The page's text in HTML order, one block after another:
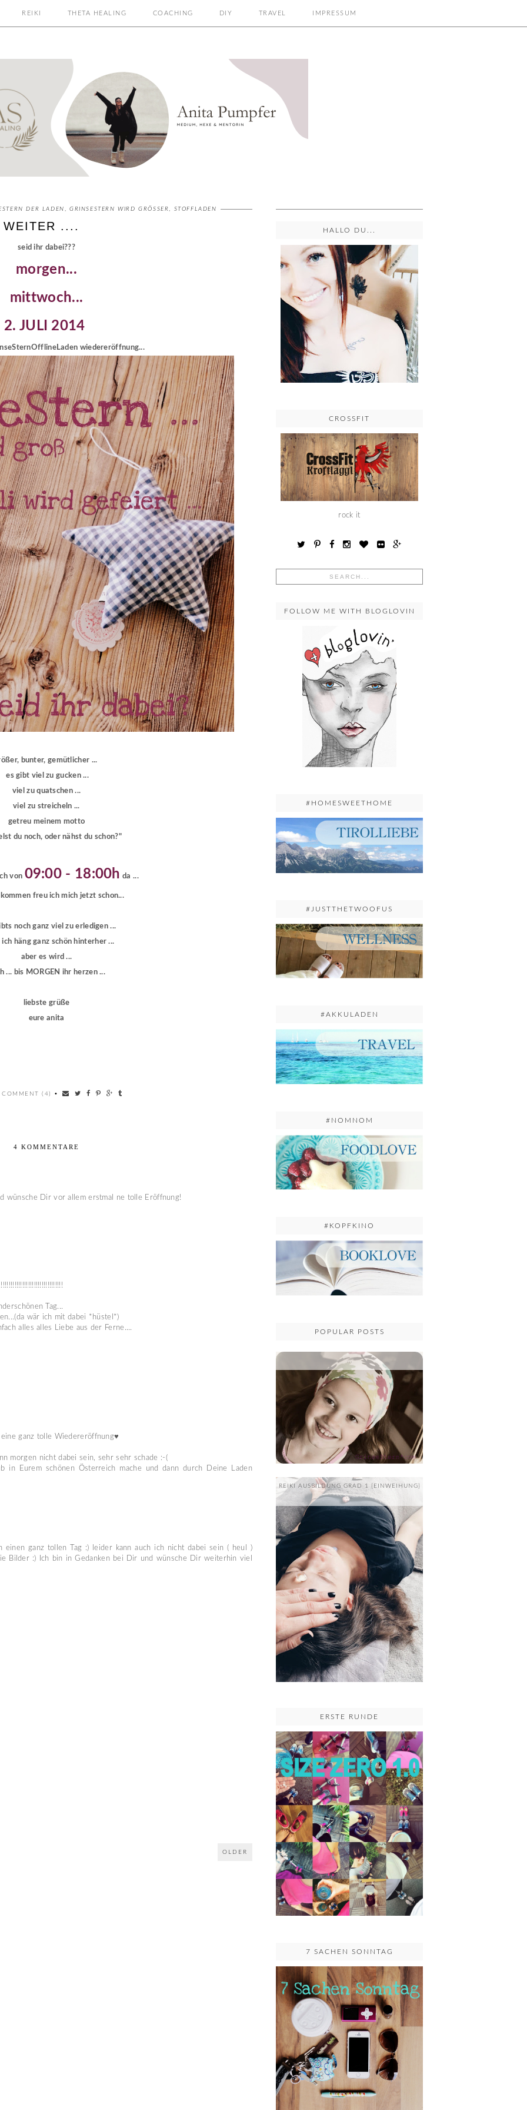
REIKI THETA HEALING COACHING DIY TRAVEL IMPRESSUM
DER LADEN ,GRINSESTERN WIRD GRÖSSER , STOFFLADEN
WEITER ....
seid ihr dabei???
morgen...
mittwoch...
2. JULI 2014
wiedereröffnung...
bunter, gemütlicher ...
es gibt viel zu gucken ...
viel zu quatschen ...
viel zu streicheln ...
getreu meinem motto
du noch, oder nähst du schon?"
von 09:00 - 18:00h da ...
freu ich mich jetzt schon...
noch ganz viel zu erledigen ...
ich häng ganz schön hinterher ...
aber es wird ...
... bis MORGEN ihr herzen ...
liebste grüße
eure anita
(4) •
4 KOMMENTARE
wünsche Dir vor allem erstmal ne tolle Eröffnung!
Tag...
wär ich mit dabei *hüstel*)
alles alles Liebe aus der Ferne....
ganz tolle Wiedereröffnung♥
morgen nicht dabei sein, sehr sehr schade :-(
in Eurem schönen Österreich mache und dann durch Deine Laden
einen ganz tollen Tag :) leider kann auch ich nicht dabei sein ( heul )
Bilder :) Ich bin in Gedanken bei Dir und wünsche Dir weiterhin viel
OLDER
HALLO DU...
CROSSFIT
rock it
FOLLOW ME WITH BLOGLOVIN
#HOMESWEETHOME
#JUSTTHETWOOFUS
#AKKULADEN
#NOMNOM
#KOPFKINO
POPULAR POSTS
...
REIKI AUSBILDUNG GRAD 1 {EINWEIHUNG}
....
ERSTE RUNDE
7 SACHEN SONNTAG